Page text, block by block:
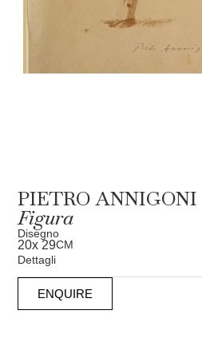
PIETRO ANNIGONI
Figura
Disegno
20x 29CM
Dettagli
ENQUIRE